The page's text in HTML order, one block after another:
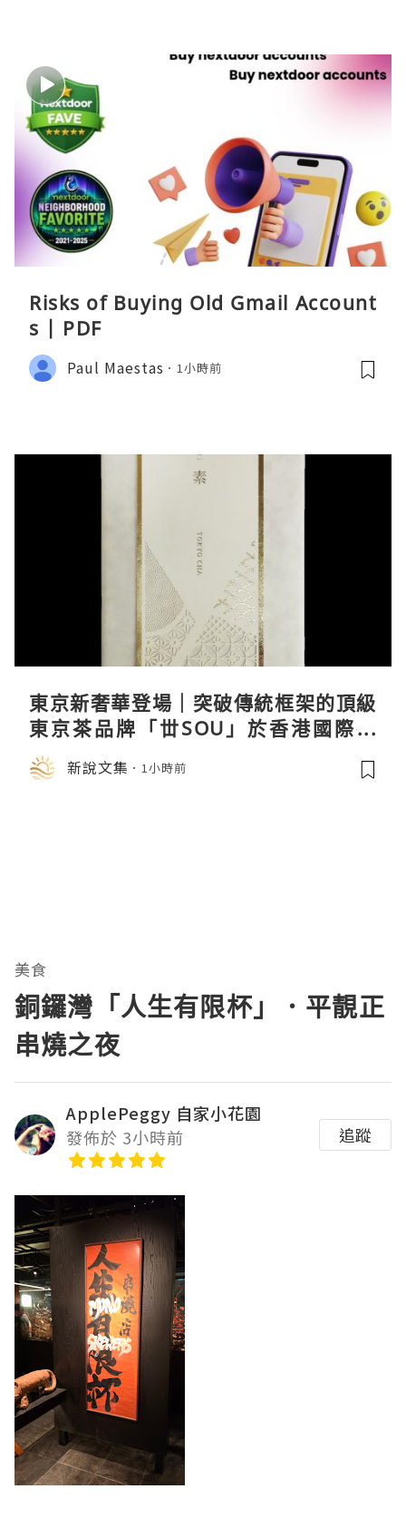
Risks of Buying Old Gmail Account
s | PDF
Paul Maestas 1小時前
東京新奢華登場｜突破傳統框架的頂級
東京茶品牌「丗SOU」於香港國際茶
展首度亮相
新說文集 1小時前
美食
銅鑼灣「人生有限杯」．平靚正
串燒之夜
ApplePeggy 自家小花園
發佈於 3小時前
追蹤